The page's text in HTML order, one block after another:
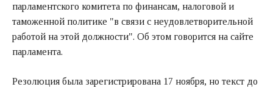
парламентского комитета по финансам, налоговой и
таможенной политике "в связи с неудовлетворительной
работой на этой должности". Об этом говорится на сайте
парламента.
Резолюция была зарегистрирована 17 ноября, но текст до